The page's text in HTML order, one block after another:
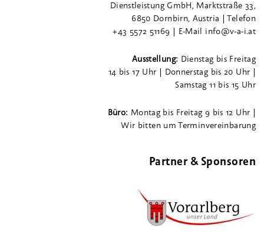
Dienstleistung GmbH, Marktstraße 33,
6850 Dornbirn, Austria | Telefon
+43 5572 51169 | E-Mail info@v-a-i.at
Ausstellung: Dienstag bis Freitag
14 bis 17 Uhr | Donnerstag bis 20 Uhr |
Samstag 11 bis 15 Uhr
Büro: Montag bis Freitag 9 bis 12 Uhr |
Wir bitten um Terminvereinbarung
Partner & Sponsoren